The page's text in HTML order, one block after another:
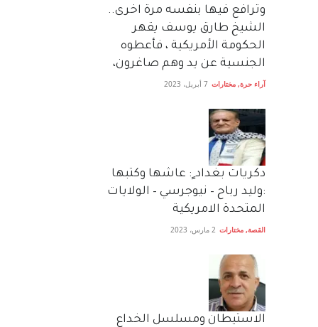
وترافع فيها بنفسه مرة اخرى..
الشيخ طارق يوسف يقهر
الحكومة الأمريكية ، فأعطوه
الجنسية عن يد وهم صاغرون،
آراء حرة, مختارات 7 أبريل، 2023
دكريات بغداد ٍ: عاشها وكتبها
:وليد رباح – نيوجرسي – الولايات
المتحدة الامريكية
القصة, مختارات 2 مارس، 2023
الاستيطان ومسلسل الخداع